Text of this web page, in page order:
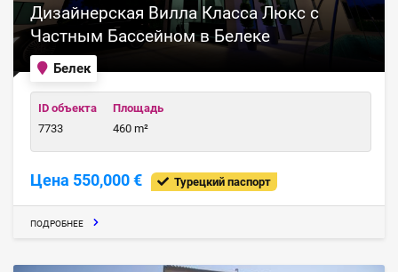
Белек
Дизайнерская Вилла Класса Люкс с
Частным Бассейном в Белеке
ID объекта
7733
Площадь
460 m²
Цена 550,000 € Турецкий паспорт
ПОДРОБНЕЕ